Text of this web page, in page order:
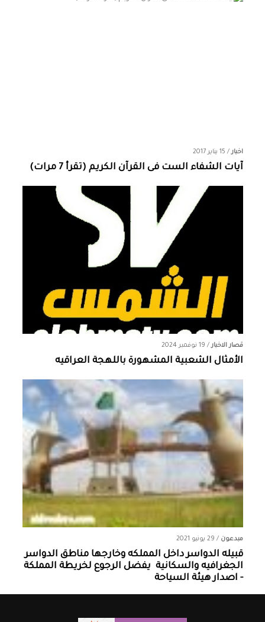
اخبار/ 15 يناير 2017
آيات الشفاء الست فى القرآن الكريم (تقرأ 7 مرات)
قصار الاخبار/ 19 نوفمبر 2024
الأمثال الشعبية المشهورة باللهجة العراقيه
مبدعون / 29 يونيو 2021
قبيله الدواسر داخل المملكه وخارجها ‏مناطق الدواسر
الجغرافيه والسكانية ‏ يفضل الرجوع لخريطة المملكة
- اصدار هيئة السياحة